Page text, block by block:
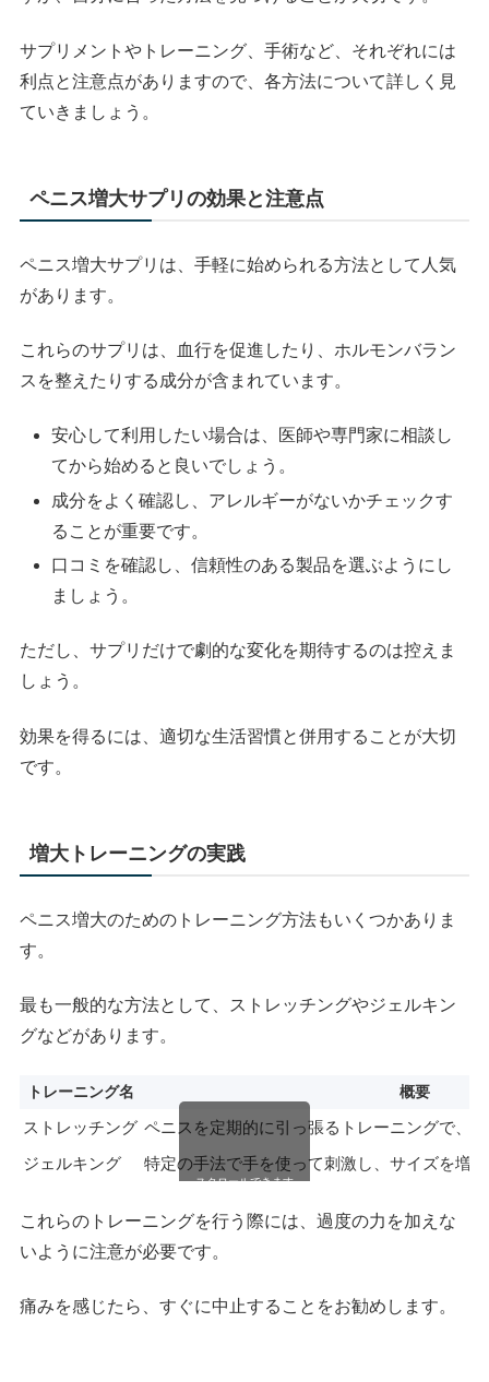
サプリメントやトレーニング、手術など、それぞれには
利点と注意点がありますので、各方法について詳しく見
ていきましょう。
ペニス増大サプリの効果と注意点
ペニス増大サプリは、手軽に始められる方法として人気
があります。
これらのサプリは、血行を促進したり、ホルモンバラン
スを整えたりする成分が含まれています。
安心して利用したい場合は、医師や専門家に相談し
てから始めると良いでしょう。
成分をよく確認し、アレルギーがないかチェックす
ることが重要です。
口コミを確認し、信頼性のある製品を選ぶようにし
ましょう。
ただし、サプリだけで劇的な変化を期待するのは控えま
しょう。
効果を得るには、適切な生活習慣と併用することが大切
です。
増大トレーニングの実践
ペニス増大のためのトレーニング方法もいくつかありま
す。
最も一般的な方法として、ストレッチングやジェルキン
グなどがあります。
トレーニング名 概要
ストレッチング ペニスを定期的に引っ張るトレーニングで、
ジェルキング
特定の手法で手を使って刺激し、サイズを増
スクロールできます
これらのトレーニングを行う際には、過度の力を加えな
いように注意が必要です。
痛みを感じたら、すぐに中止することをお勧めします。